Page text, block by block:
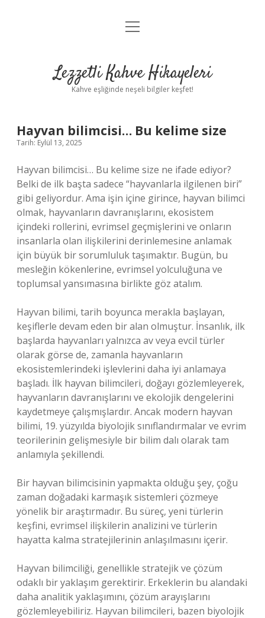
Anasayfa
Yasal Uyarı
menüyü
Lezzetli Kahve Hikayeleri
Kahve eşliğinde neşeli bilgiler keşfet!
Hayvan bilimcisi… Bu kelime size
Tarih: Eylül 13, 2025
Hayvan bilimcisi… Bu kelime size ne ifade ediyor?
Belki de ilk başta sadece “hayvanlarla ilgilenen biri”
gibi geliyordur. Ama işin içine girince, hayvan bilimci
olmak, hayvanların davranışlarını, ekosistem
içindeki rollerini, evrimsel geçmişlerini ve onların
insanlarla olan ilişkilerini derinlemesine anlamak
için büyük bir sorumluluk taşımaktır. Bugün, bu
mesleğin kökenlerine, evrimsel yolculuğuna ve
toplumsal yansımasına birlikte göz atalım.
Hayvan bilimi, tarih boyunca merakla başlayan,
keşiflerle devam eden bir alan olmuştur. İnsanlık, ilk
başlarda hayvanları yalnızca av veya evcil türler
olarak görse de, zamanla hayvanların
ekosistemlerindeki işlevlerini daha iyi anlamaya
başladı. İlk hayvan bilimcileri, doğayı gözlemleyerek,
hayvanların davranışlarını ve ekolojik dengelerini
kaydetmeye çalışmışlardır. Ancak modern hayvan
bilimi, 19. yüzyılda biyolojik sınıflandırmalar ve evrim
teorilerinin gelişmesiyle bir bilim dalı olarak tam
anlamıyla şekillendi.
Bir hayvan bilimcisinin yapmakta olduğu şey, çoğu
zaman doğadaki karmaşık sistemleri çözmeye
yönelik bir araştırmadır. Bu süreç, yeni türlerin
keşfini, evrimsel ilişkilerin analizini ve türlerin
hayatta kalma stratejilerinin anlaşılmasını içerir.
Hayvan bilimciliği, genellikle stratejik ve çözüm
odaklı bir yaklaşım gerektirir. Erkeklerin bu alandaki
daha analitik yaklaşımını, çözüm arayışlarını
gözlemleyebiliriz. Hayvan bilimcileri, bazen biyolojik